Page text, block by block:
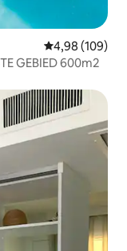
Gemiddelde
4,98 (109)
GEBIED 600m2